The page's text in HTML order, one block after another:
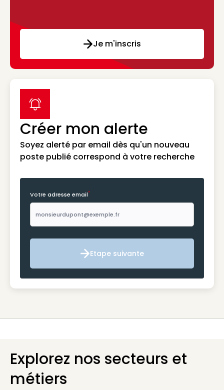
Je m'inscris
Créer mon alerte
Soyez alerté par email dès qu'un nouveau
poste publié correspond à votre recherche
label icon
Votre adresse email*
Etape suivante
Etape suivante
Explorez nos secteurs et
métiers